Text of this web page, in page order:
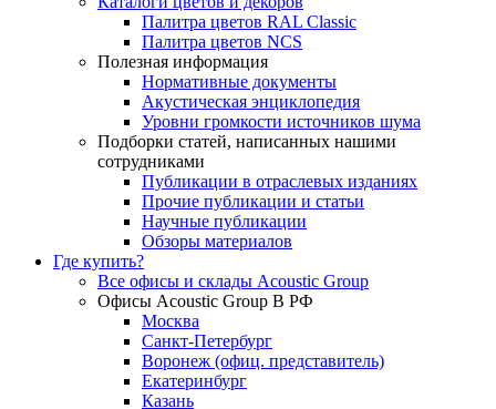
Палитра цветов RAL Сlassic
Палитра цветов NCS
Полезная информация
Нормативные документы
Акустическая энциклопедия
Уровни громкости источников шума
Подборки статей, написанных нашими
сотрудниками
Публикации в отраслевых изданиях
Прочие публикации и статьи
Научные публикации
Обзоры материалов
Где купить?
Все офисы и склады Acoustic Group
Офисы Acoustic Group В РФ
Москва
Санкт-Петербург
Воронеж (офиц. представитель)
Екатеринбург
Казань